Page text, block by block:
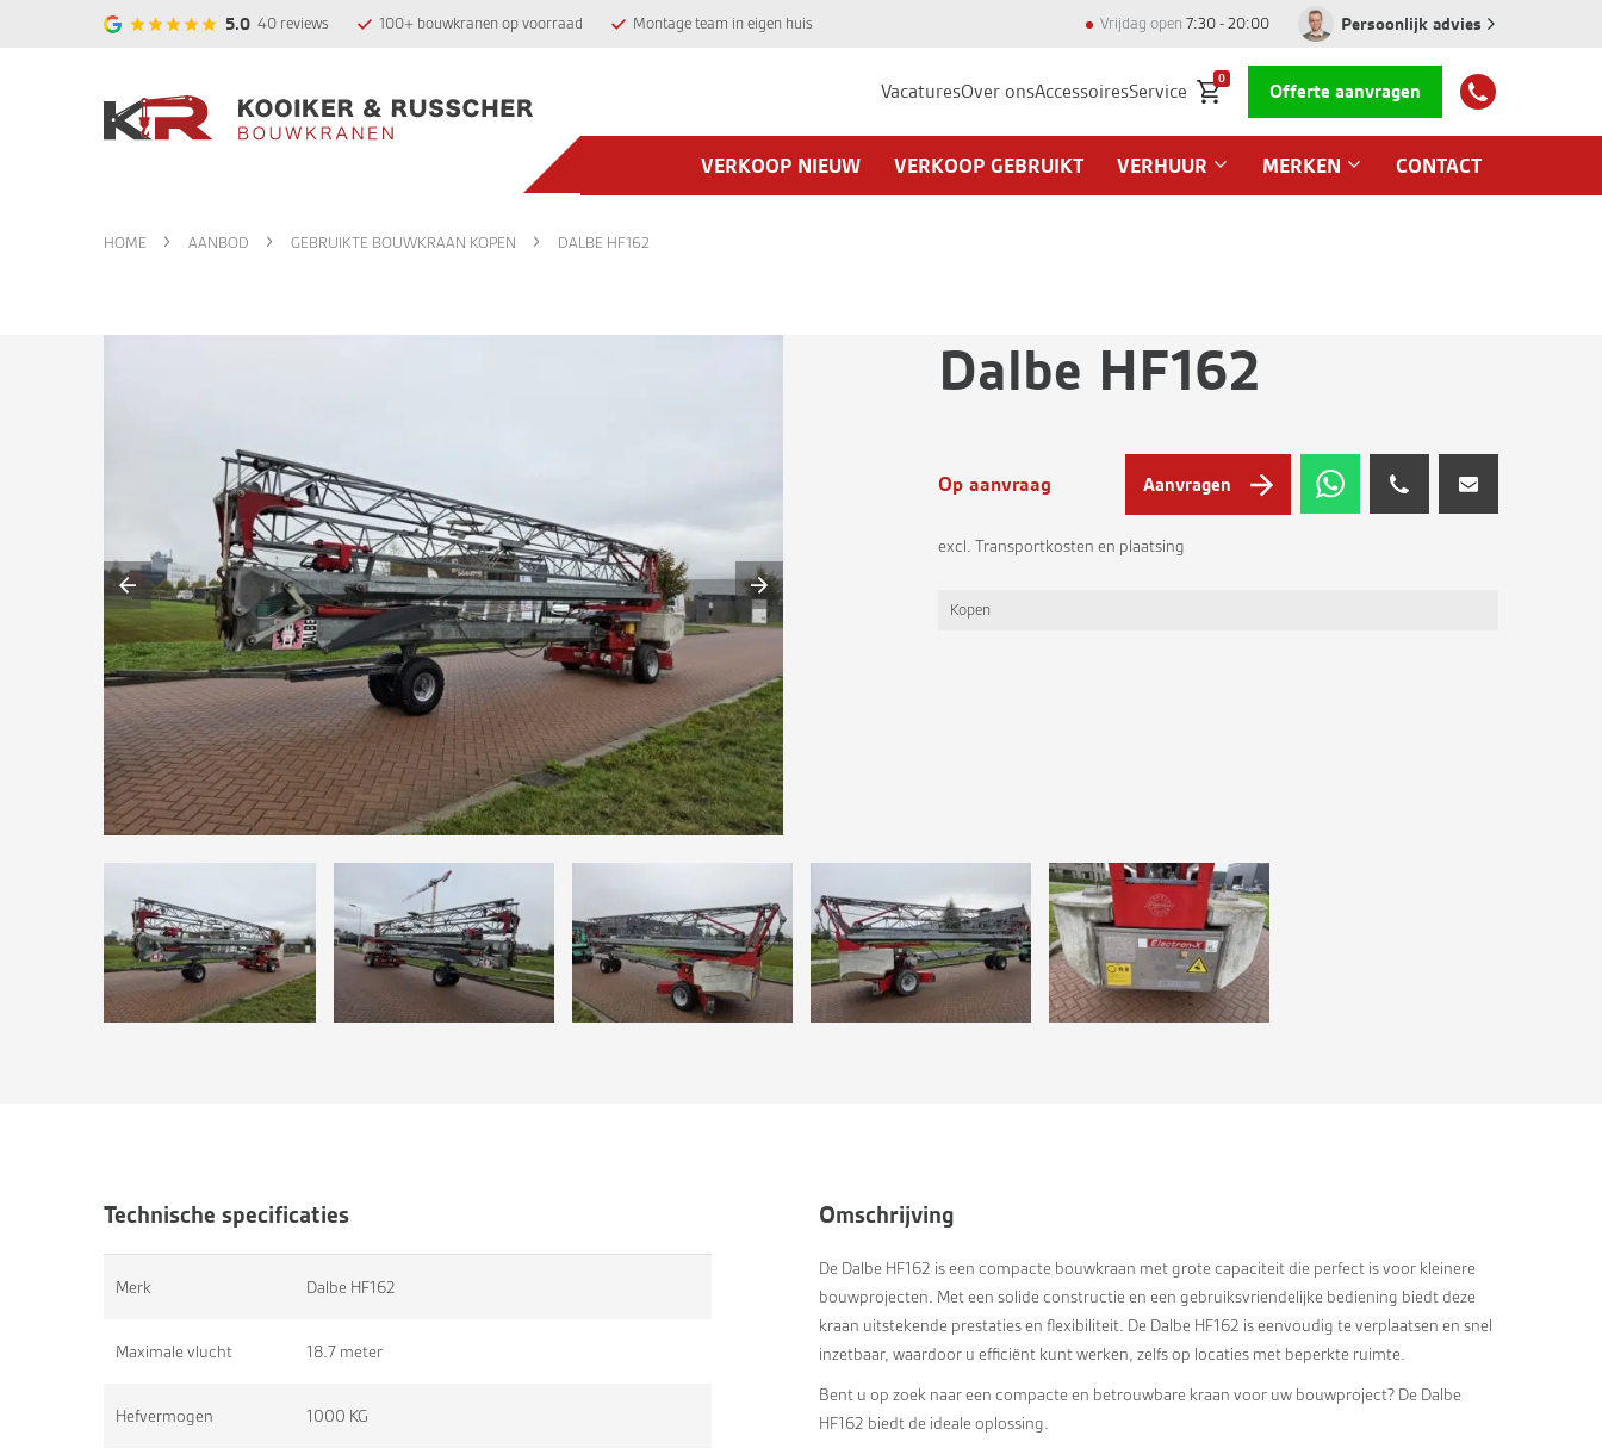
5.0 40 reviews 100+ bouwkranen op voorraad Montage team in eigen huis Vrijdag open 7:30 - 20:00 Persoonlijk advies
VacaturesOver onsAccessoiresService
0
Offerte aanvragen
VERKOOP NIEUW VERKOOP GEBRUIKT VERHUUR MERKEN CONTACT
HOME AANBOD GEBRUIKTE BOUWKRAAN KOPEN DALBE HF162
Dalbe HF162
Op aanvraag Aanvragen
excl. Transportkosten en plaatsing
Kopen
Technische specificaties
Merk Dalbe HF162
Maximale vlucht 18.7 meter
Hefvermogen 1000 KG
Omschrijving
De Dalbe HF162 is een compacte bouwkraan met grote capaciteit die perfect is voor kleinere
bouwprojecten. Met een solide constructie en een gebruiksvriendelijke bediening biedt deze
kraan uitstekende prestaties en flexibiliteit. De Dalbe HF162 is eenvoudig te verplaatsen en snel
inzetbaar, waardoor u efficiënt kunt werken, zelfs op locaties met beperkte ruimte.
Bent u op zoek naar een compacte en betrouwbare kraan voor uw bouwproject? De Dalbe
HF162 biedt de ideale oplossing.